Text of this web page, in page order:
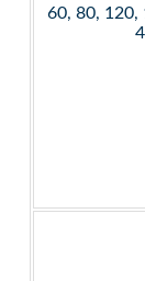
60, 80, 120,